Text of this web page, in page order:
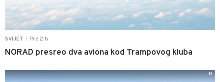
SVIJET Pre 2 h
NORAD presreo dva aviona kod Trampovog kluba
0